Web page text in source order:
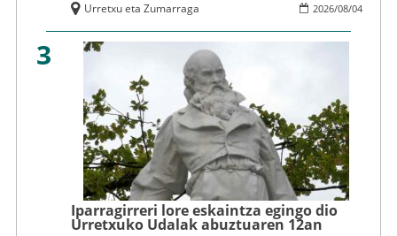
2026/08/04
Urretxu eta Zumarraga
3
Iparragirreri lore eskaintza egingo dio
Urretxuko Udalak abuztuaren 12an